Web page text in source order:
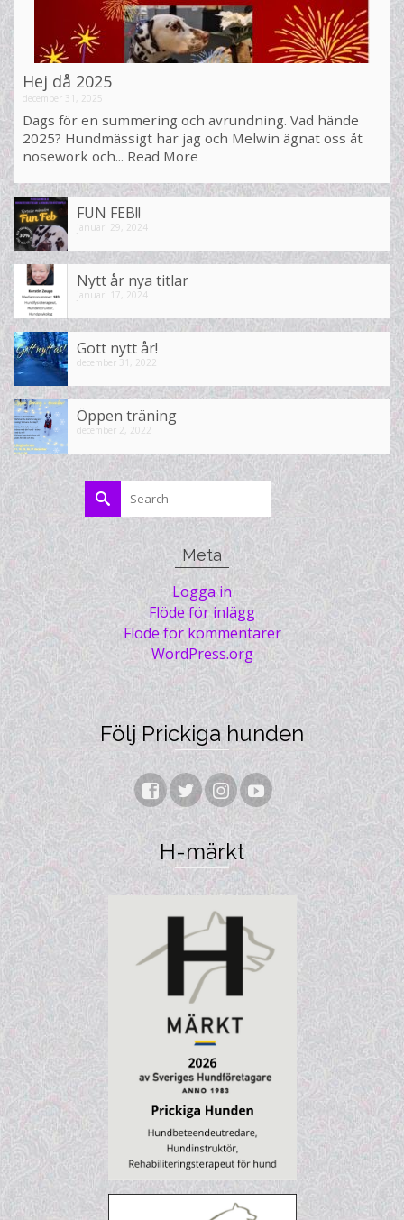
Hej då 2025
december 31, 2025
Dags för en summering och avrundning. Vad hände
2025? Hundmässigt har jag och Melwin ägnat oss åt
nosework och... Read More
FUN FEB!!
januari 29, 2024
Nytt år nya titlar
januari 17, 2024
Gott nytt år!
december 31, 2022
Öppen träning
december 2, 2022
Search
for:
Meta
Logga in
Flöde för inlägg
Flöde för kommentarer
WordPress.org
Följ Prickiga hunden
H-märkt